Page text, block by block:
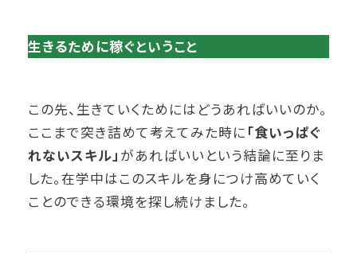
生きるために稼ぐということ
この先、生きていくためにはどうあればいいのか。
ここまで突き詰めて考えてみた時に 「食いっぱぐ
れないスキル」 があればいいという結論に至りま
した。在学中はこのスキルを身につけ高めていく
ことのできる環境を探し続けました。